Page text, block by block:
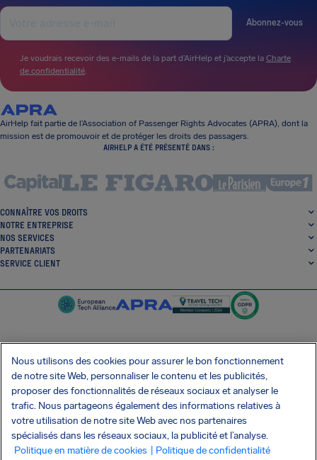
Abonnez-vous
Je voudrais recevoir des e-mails de la part d’AirHelp et j’accepte la Charte
de confidentialité
AirHelp fait partie de l’Association of Passenger Rights Advocates (APRA), dont la
mission est de promouvoir et de protéger les droits des passagers.
AIRHELP A ÉTÉ PRÉSENTÉ DANS :
CONNAÎTRE VOS DROITS
NOTRE ENTREPRISE
NOS SERVICES
PARTENARIATS
SERVICE CLIENT
SocialFacebook
SocialTwitter
SocialInstagram
SocialLinkedin
Nous utilisons des cookies pour assurer le bon fonctionnement
de notre site Web, personnaliser le contenu et les publicités,
proposer des fonctionnalités de réseaux sociaux et analyser le
trafic. Nous partageons également des informations relatives à
votre utilisation de notre site Web avec nos partenaires
spécialisés dans les réseaux sociaux, la publicité et l’analyse.
Politique en matière de cookies
| Politique de confidentialité